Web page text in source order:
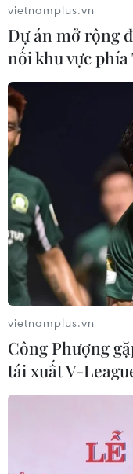
vietnamplus.vn
Dự án mở rộng
nối khu vực phía
vietnamplus.vn
Công Phượng
tái xuất V-